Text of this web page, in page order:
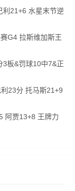
利21+6 水星末节逆
G4 拉斯维加斯王
板&罚球10中7&正
23分 托马斯21+9
阿贾13+8 王牌力